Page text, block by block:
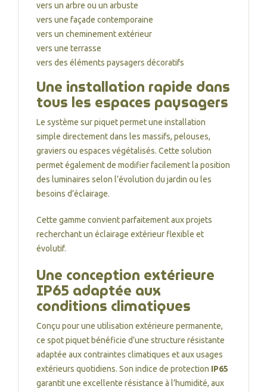
vers un arbre ou un arbuste
vers une façade contemporaine
vers un cheminement extérieur
vers une terrasse
vers des éléments paysagers décoratifs
Une installation rapide dans
tous les espaces paysagers
Le système sur piquet permet une installation
simple directement dans les massifs, pelouses,
graviers ou espaces végétalisés. Cette solution
permet également de modifier facilement la position
des luminaires selon l’évolution du jardin ou les
besoins d’éclairage.
Cette gamme convient parfaitement aux projets
recherchant un éclairage extérieur flexible et
évolutif.
Une conception extérieure
IP65 adaptée aux
conditions climatiques
Conçu pour une utilisation extérieure permanente,
ce spot piquet bénéficie d’une structure résistante
adaptée aux contraintes climatiques et aux usages
extérieurs quotidiens. Son indice de protection IP65
garantit une excellente résistance à l’humidité, aux